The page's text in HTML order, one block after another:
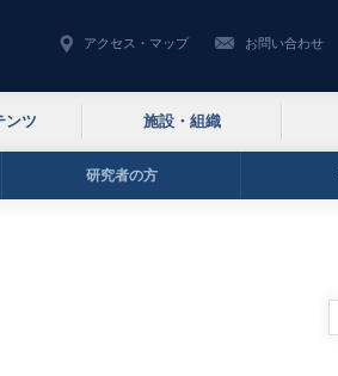
アクセス・マップ お問い合わせ
ンツ 施設・組織
研究者の方